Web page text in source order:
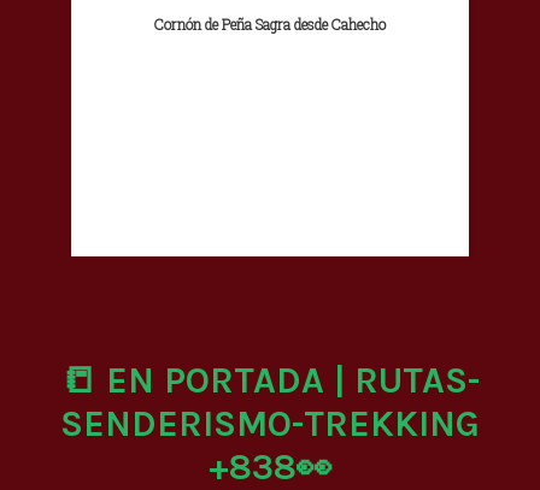
Cornón de Peña Sagra desde Cahecho
📒 EN PORTADA | RUTAS-
SENDERISMO-TREKKING
+838👀